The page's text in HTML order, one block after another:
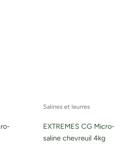
Salines et leurres
EXTREMES CG Micro-
saline chevreuil 4kg